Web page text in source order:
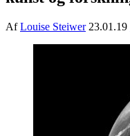
AfLouise Steiwer 23.01.19